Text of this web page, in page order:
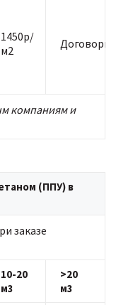
1450р/
м2
компаниям и
(ППУ) в
заказе
10-20
м3
>20
м3